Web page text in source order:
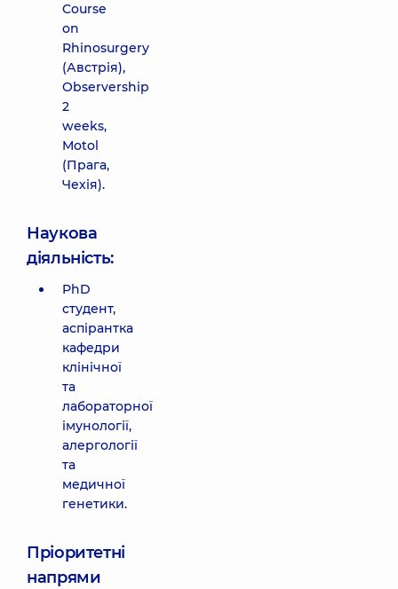
Course
on
Rhinosurgery
(Австрія),
Observership
2
weeks,
Motol
(Прага,
Чехія).
Наукова
діяльність:
PhD
студент,
аспірантка
кафедри
клінічної
та
лабораторної
імунології,
алергології
та
медичної
генетики.
Пріоритетні
напрями